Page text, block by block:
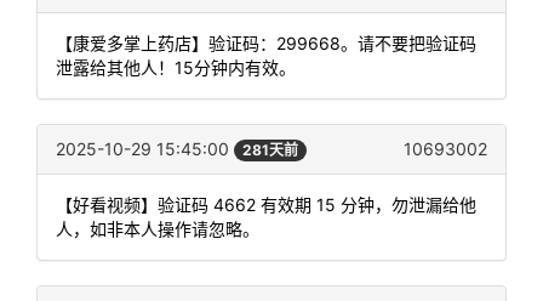
【康爱多掌上药店】验证码：299668。请不要把验证码
泄露给其他人！15分钟内有效。
2025-10-29 15:45:00 281天前 10693002
【好看视频】验证码 4662 有效期 15 分钟，勿泄漏给他
人，如非本人操作请忽略。